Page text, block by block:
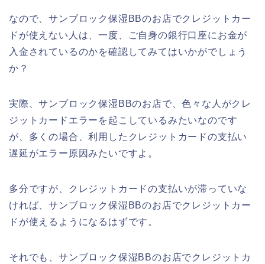
なので、サンブロック保湿BBのお店でクレジットカー
ドが使えない人は、一度、ご自身の銀行口座にお金が
入金されているのかを確認してみてはいかがでしょう
か？
実際、サンブロック保湿BBのお店で、色々な人がクレ
ジットカードエラーを起こしているみたいなのです
が、多くの場合、利用したクレジットカードの支払い
遅延がエラー原因みたいですよ。
多分ですが、クレジットカードの支払いが滞っていな
ければ、サンブロック保湿BBのお店でクレジットカー
ドが使えるようになるはずです。
それでも、サンブロック保湿BBのお店でクレジットカ